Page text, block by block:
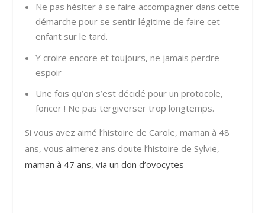
Ne pas hésiter à se faire accompagner dans cette
démarche pour se sentir légitime de faire cet
enfant sur le tard.
Y croire encore et toujours, ne jamais perdre
espoir
Une fois qu’on s’est décidé pour un protocole,
foncer ! Ne pas tergiverser trop longtemps.
Si vous avez aimé l’histoire de Carole, maman à 48
ans, vous aimerez ans doute l’histoire de Sylvie,
maman à 47 ans, via un don d’ovocytes